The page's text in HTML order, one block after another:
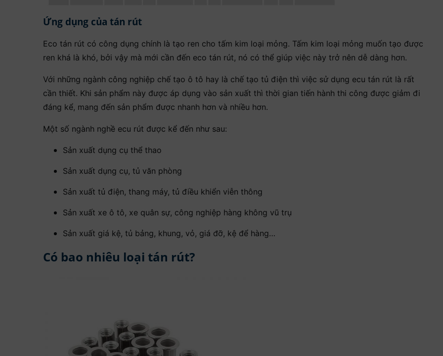
Ứng dụng của tán rút
Eco tán rút có công dụng chính là tạo ren cho tấm kim loại mỏng. Tấm kim loại mỏng muốn tạo được
ren khá là khó, bởi vậy mà mới cần đến eco tán rút, nó có thể giúp việc này trở nên dễ dàng hơn.
Với những ngành công nghiệp chế tạo ô tô hay là chế tạo tủ điện thì việc sử dụng ecu tán rút là rất
cần thiết. Khi sản phẩm này được áp dụng vào sản xuất thì thời gian tiến hành thi công được giảm đi
đáng kể, mang đến sản phẩm được nhanh hơn và nhiều hơn.
Một số ngành nghề ecu rút được kể đến như sau:
Sản xuất dụng cụ thể thao
Sản xuất dụng cụ, tủ văn phòng
Sản xuất tủ điện, thang máy, tủ điều khiển viễn thông
Sản xuất xe ô tô, xe quân sự, công nghiệp hàng không vũ trụ
Sản xuất giá kệ, tủ bảng, khung, vỏ, giá đỡ, kệ để hàng…
Có bao nhiêu loại tán rút?